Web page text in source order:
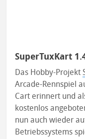
SuperTuxKart
Das Hobby-Projekt
Arcade-Rennspiel
Cart erinnert und
kostenlos
nun auch wieder
Betriebssystems